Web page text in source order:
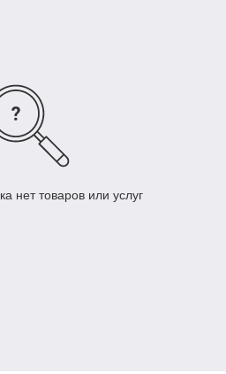
нет товаров или услуг